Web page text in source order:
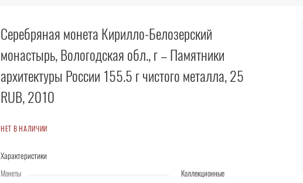
Серебряная монета Кирилло-Белозерский
монастырь, Вологодская обл., г – Памятники
архитектуры России 155.5 г чистого металла, 25
RUB, 2010
НЕТ В НАЛИЧИИ
Характеристики
Монеты
Коллекционные